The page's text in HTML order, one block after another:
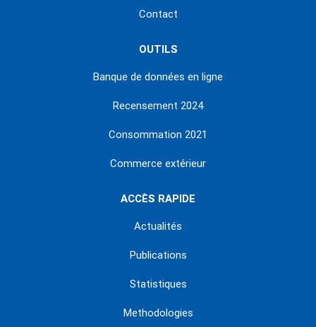
Contact
OUTILS
Banque de données en ligne
Recensement 2024
Consommation 2021
Commerce extérieur
ACCÈS RAPIDE
Actualités
Publications
Statistiques
Methodologies